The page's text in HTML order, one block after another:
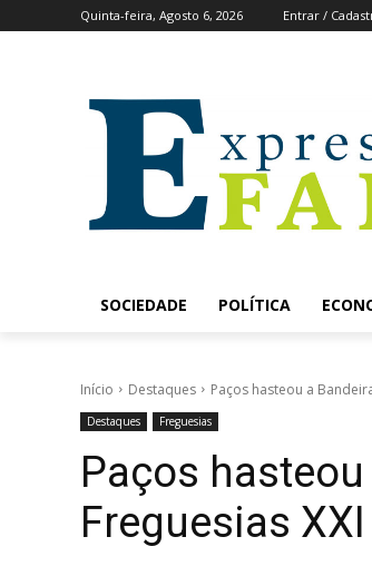
Quinta-feira, Agosto 6, 2026 Entrar /
SOCIEDADE POLÍTICA
Início Destaques Paços hasteou a
Destaques Freguesias
Paços
Freguesias